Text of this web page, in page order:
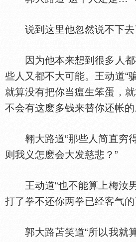
说到这里他忽然说不下去
因为他本来想到很多人都
些人又都不大可能。王动道“
就算没有把你当瘟生笨蛋，
不会有这麽多钱来替你还帐的
翱大路道“那些人简直穷
则我义怎麽会大发慈悲？”
王动道“也不能算上梅汝
打了拳不还你两拳已经客气的
郭大路苫笑道“所以我就